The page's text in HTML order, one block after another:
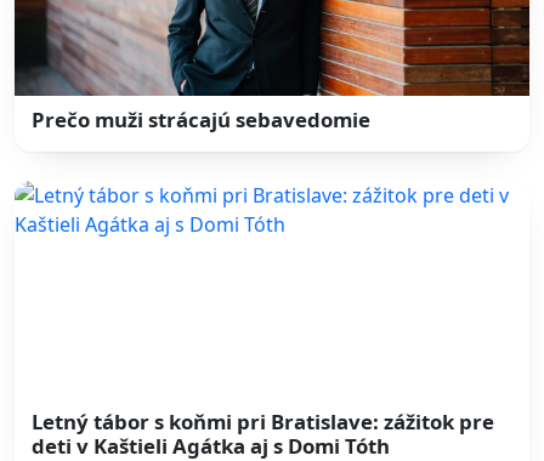
Prečo muži strácajú sebavedomie
Letný tábor s koňmi pri Bratislave: zážitok pre
deti v Kaštieli Agátka aj s Domi Tóth